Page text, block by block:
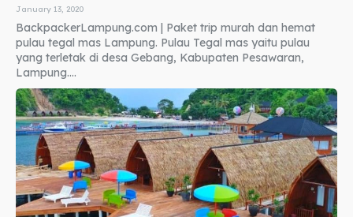
January 13, 2020
BackpackerLampung.com | Paket trip murah dan hemat
pulau tegal mas Lampung. Pulau Tegal mas yaitu pulau
yang terletak di desa Gebang, Kabupaten Pesawaran,
Lampung....